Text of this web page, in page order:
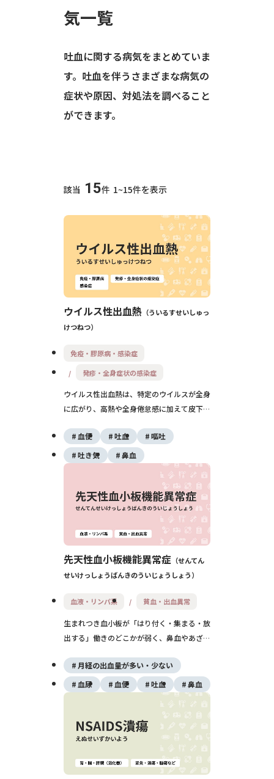
気一覧
吐血に関する病気をまとめていま
す。吐血を伴うさまざまな病気の
症状や原因、対処法を調べること
ができます。
該当 15件 1~15件を表示
ウイルス性出血熱
ういるすせいしゅっ
けつねつ
免疫・膠原病・感染症
発疹・全身症状の感染症
ウイルス性出血熱は、特定のウイルスが全身
に広がり、高熱や全身倦怠感に加えて皮下出
感染症の総称です。多くはアフリカや南米な
ど特定地域でみられ、日本では主に渡航者が
対象となり、疑われた場合は速やかな専門医
血便 吐血
嘔吐
吐き気
鼻血
先天性血小板機能異常症
せんてん
せいけっしょうばんきのういじょうしょう
血液・リンパ系 貧血・出血異常
生まれつき血小板が「はり付く・集まる・放
出する」働きのどこかが弱く、鼻血やあざ、
種類により治療は、止血薬・輸血・遺伝子に
基づく個別対応などを組み合わせます。
月経の出血量が多い・少ない
血尿
血便 吐血 鼻血